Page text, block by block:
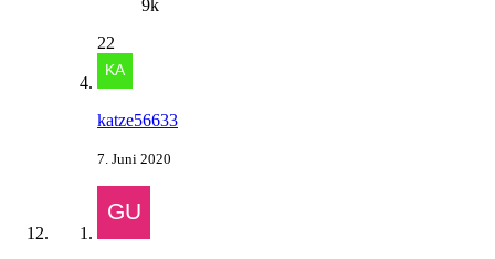
9k
22
katze56633
7. Juni 2020